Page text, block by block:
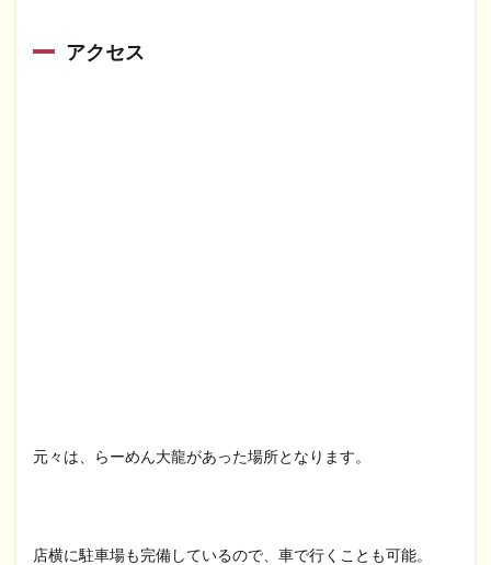
アクセス
元々は、らーめん大龍があった場所となります。
店横に駐車場も完備しているので、車で行くことも可能。